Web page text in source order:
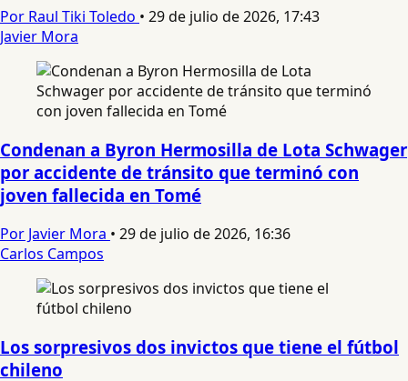
Por Raul Tiki Toledo • 29 de julio de 2026, 17:43
Javier Mora
Condenan a Byron Hermosilla de Lota Schwager
por accidente de tránsito que terminó con
joven fallecida en Tomé
Por Javier Mora • 29 de julio de 2026, 16:36
Carlos Campos
Los sorpresivos dos invictos que tiene el fútbol
chileno